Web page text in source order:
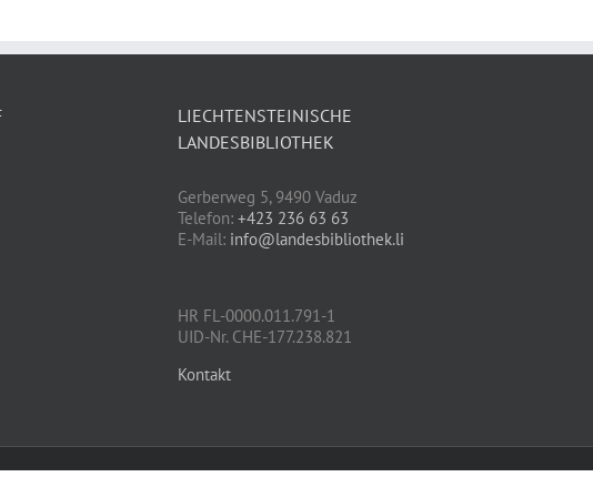
LIECHTENSTEINISCHE
LANDESBIBLIOTHEK
Gerberweg 5, 9490 Vaduz
Telefon: +423 236 63 63
E-Mail: info@landesbibliothek.li
HR FL-0000.011.791-1
UID-Nr. CHE-177.238.821
Kontakt